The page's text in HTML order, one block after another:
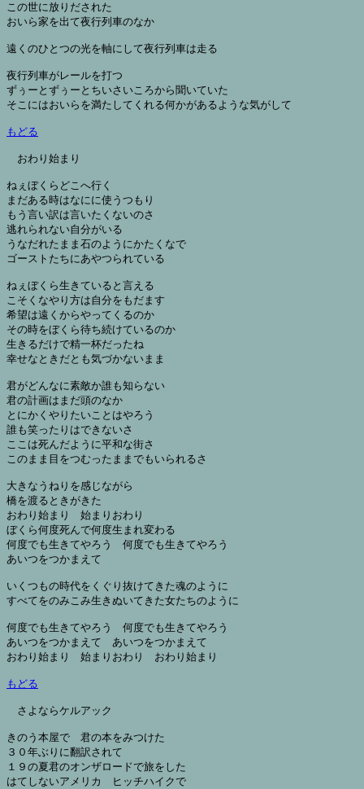
この世に放りだされた
おいら家を出て夜行列車のなか
遠くのひとつの光を軸にして夜行列車は走る
夜行列車がレールを打つ
ずぅーとずぅーとちいさいころから聞いていた
そこにはおいらを満たしてくれる何かがあるような気がして
もどる
おわり始まり
ねぇぼくらどこへ行く
まだある時はなにに使うつもり
もう言い訳は言いたくないのさ
逃れられない自分がいる
うなだれたまま石のようにかたくなで
ゴーストたちにあやつられている
ねぇぼくら生きていると言える
こそくなやり方は自分をもだます
希望は遠くからやってくるのか
その時をぼくら待ち続けているのか
生きるだけで精一杯だったね
幸せなときだとも気づかないまま
君がどんなに素敵か誰も知らない
君の計画はまだ頭のなか
とにかくやりたいことはやろう
誰も笑ったりはできないさ
ここは死んだように平和な街さ
このまま目をつむったままでもいられるさ
大きなうねりを感じながら
橋を渡るときがきた
おわり始まり　始まりおわり
ぼくら何度死んで何度生まれ変わる
何度でも生きてやろう　何度でも生きてやろう
あいつをつかまえて
いくつもの時代をくぐり抜けてきた魂のように
すべてをのみこみ生きぬいてきた女たちのように
何度でも生きてやろう　何度でも生きてやろう
あいつをつかまえて　あいつをつかまえて
おわり始まり　始まりおわり　おわり始まり
もどる
さよならケルアック
きのう本屋で　君の本をみつけた
３０年ぶりに翻訳されて
１９の夏君のオンザロードで旅をした
はてしないアメリカ　ヒッチハイクで